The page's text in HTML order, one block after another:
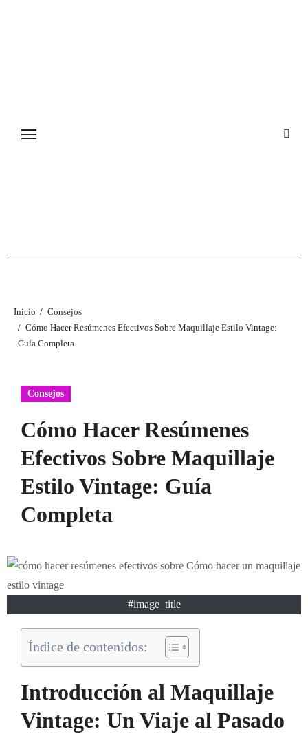
Inicio
Consejos
Cómo Hacer Resúmenes Efectivos Sobre Maquillaje Estilo Vintage:
Guía Completa
Consejos
Cómo Hacer Resúmenes
Efectivos Sobre Maquillaje
Estilo Vintage: Guía
Completa
#image_title
Índice de contenidos:
Introducción al Maquillaje
Vintage: Un Viaje al Pasado